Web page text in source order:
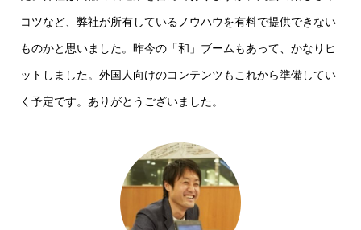
コツなど、弊社が所有しているノウハウを有料で提供できない
ものかと思いました。昨今の「和」ブームもあって、かなりヒ
ットしました。外国人向けのコンテンツもこれから準備してい
く予定です。ありがとうございました。